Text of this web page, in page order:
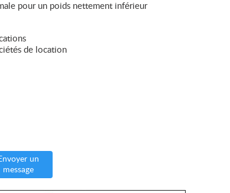
pour un poids nettement inférieur
de location
un
message